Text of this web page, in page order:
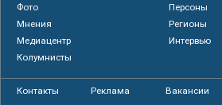
Фото
Персоны
Мнения
Регионы
Медиацентр
Интервью
Колумнисты
Контакты Реклама Вакансии